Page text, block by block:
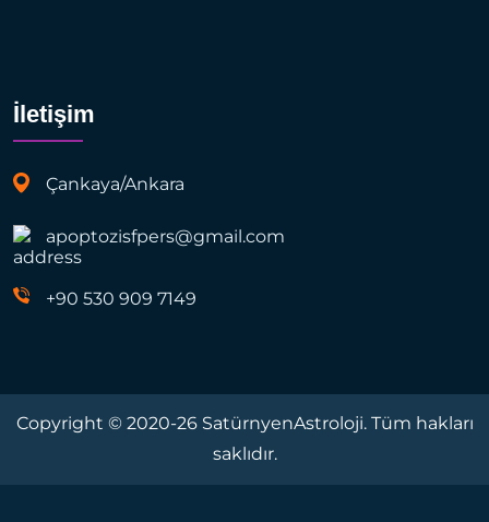
İletişim
Çankaya/Ankara
apoptozisfpers@gmail.com
+90 530 909 7149
Copyright © 2020-26 SatürnyenAstroloji. Tüm hakları
saklıdır.